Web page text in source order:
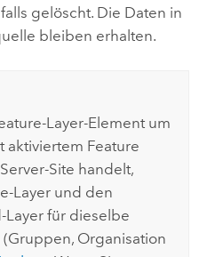
gelöscht. Die Daten in
bleiben erhalten.
Layer-Element um
aktiviertem Feature
-Site handelt,
Layer und den
für dieselbe
Organisation